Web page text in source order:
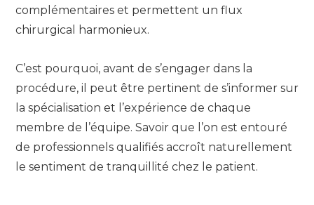
complémentaires et permettent un flux
chirurgical harmonieux.
C’est pourquoi, avant de s’engager dans la
procédure, il peut être pertinent de s’informer sur
la spécialisation et l’expérience de chaque
membre de l’équipe. Savoir que l’on est entouré
de professionnels qualifiés accroît naturellement
le sentiment de tranquillité chez le patient.